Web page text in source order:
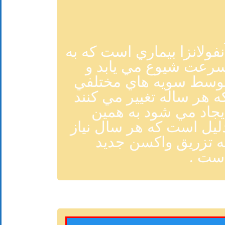
آنفولانزا بيماري است که به
شيوع مي يابد و
سويه هاي مختلفي
هر ساله تغيير مي کنند
ايجاد مي شود به همين
است که هر سال نياز
تزريق واکسن جديد
است .